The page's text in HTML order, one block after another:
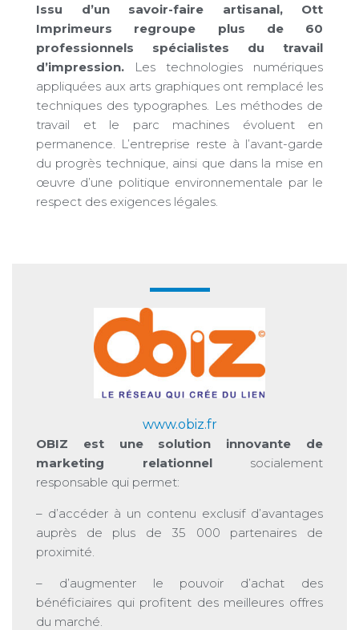
Issu d’un savoir-faire artisanal, Ott
Imprimeurs regroupe plus de 60
professionnels spécialistes du travail
d’impression. Les technologies numériques
appliquées aux arts graphiques ont remplacé les
techniques des typographes. Les méthodes de
travail et le parc machines évoluent en
permanence. L’entreprise reste à l’avant-garde
du progrès technique, ainsi que dans la mise en
œuvre d’une politique environnementale par le
respect des exigences légales.
www.obiz.fr
OBIZ est une solution innovante de
marketing relationnelsocialement
responsable qui permet:
– d’accéder à un contenu exclusif d’avantages
auprès de plus de 35 000 partenaires de
proximité.
– d’augmenter le pouvoir d’achat des
bénéficiaires qui profitent des meilleures offres
du marché.